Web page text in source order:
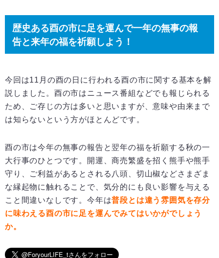
歴史ある酉の市に足を運んで一年の無事の報
告と来年の福を祈願しよう！
今回は11月の酉の日に行われる酉の市に関する基本を解
説しました。酉の市はニュース番組などでも報じられる
ため、ご存じの方は多いと思いますが、意味や由来まで
は知らないという方がほとんどです。
酉の市は今年の無事の報告と翌年の福を祈願する秋の一
大行事のひとつです。開運、商売繁盛を招く熊手や熊手
守り、ご利益があるとされる八頭、切山椒などさまざま
な縁起物に触れることで、気分的にも良い影響を与える
こと間違いなしです。今年は普段とは違う雰囲気を存分
に味わえる酉の市に足を運んでみてはいかがでしょう
か。